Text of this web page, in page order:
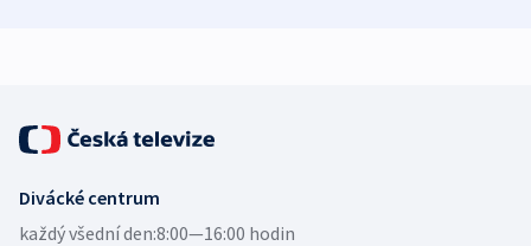
Divácké centrum
každý všední den:8:00—16:00 hodin